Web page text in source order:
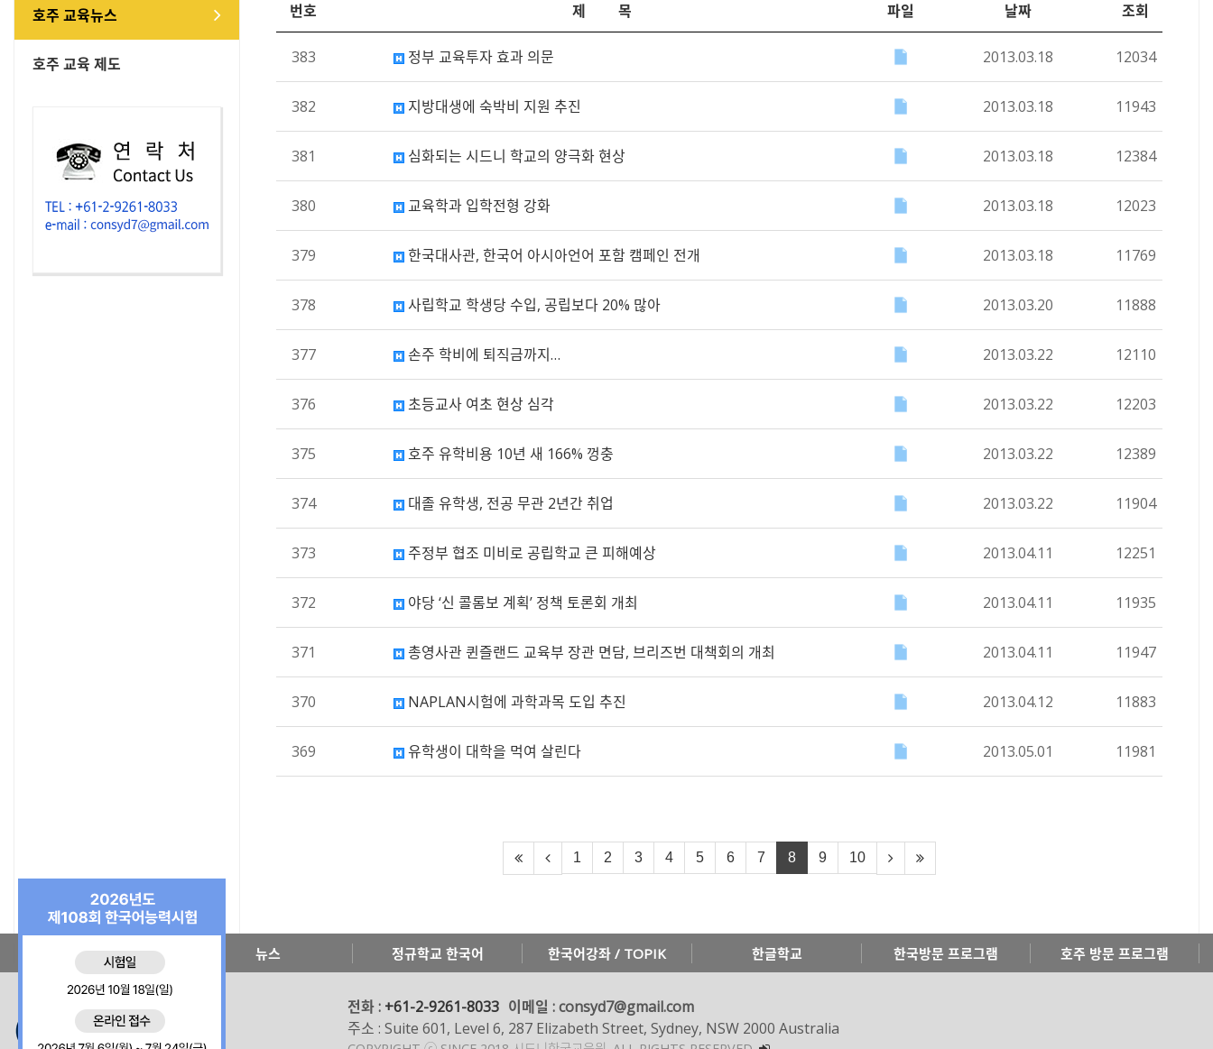
호주 교육뉴스
호주 교육 제도
번호 제 목 파일 날짜 조회
383 정부 교육투자 효과 의문 2013.03.18 12034
382 지방대생에 숙박비 지원 추진 2013.03.18 11943
381 심화되는 시드니 학교의 양극화 현상 2013.03.18 12384
380 교육학과 입학전형 강화 2013.03.18 12023
379 한국대사관, 한국어 아시아언어 포함 캠페인 전개 2013.03.18 11769
378 사립학교 학생당 수입, 공립보다 20% 많아 2013.03.20 11888
377 손주 학비에 퇴직금까지… 2013.03.22 12110
376 초등교사 여초 현상 심각 2013.03.22 12203
375 호주 유학비용 10년 새 166% 껑충 2013.03.22 12389
374 대졸 유학생, 전공 무관 2년간 취업 2013.03.22 11904
373 주정부 협조 미비로 공립학교 큰 피해예상 2013.04.11 12251
372 야당 ‘신 콜롬보 계획’ 정책 토론회 개최 2013.04.11 11935
371 총영사관 퀸즐랜드 교육부 장관 면담, 브리즈번 대책회의 개최 2013.04.11 11947
370 NAPLAN시험에 과학과목 도입 추진 2013.04.12 11883
369 유학생이 대학을 먹여 살린다 2013.05.01 11981
1 2 3 4 5 6 7 8 9 10
한국교육원 소개 뉴스 정규학교 한국어 한국어강좌 / TOPIK 한글학교 한국방문 프로그램 호주 방문 프로그램
전화 : +61-2-9261-8033 이메일 : consyd7@gmail.com
주소 : Suite 601, Level 6, 287 Elizabeth Street, Sydney, NSW 2000 Australia